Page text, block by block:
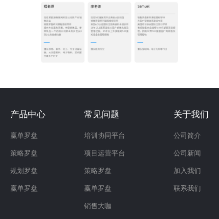
产品中心
赢单罗盘
策略罗盘
规划罗盘
赢单罗盘
常见问题
培训协同平台
项目运营平台
策略罗盘
赢单罗盘
销售大咖
关于我们
公司简介
公司新闻
加入我们
联系我们